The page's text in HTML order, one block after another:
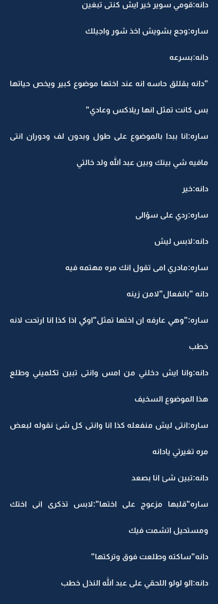
دانه:قومي سوير خير ايش كنتى تبغين
ساره:وجع بشويش اخذ شور واجيلك
دانه:بسرعه
"دانه بقللق حاسه انه عند اختها موضوع كبير ويخص حياتها
بس كانت تمثل انها ريلاكس وعادي"
ساره:انا ببدا بالموضوع على طول وبدون لف ودوران انتى
مافيه شي بينك وبين عبد الله ولد خالتي
دانه:خير
ساره:ردي على سؤالى
دانه:لابس ليش
ساره:مادري امى تقول انك مره مهتمه فيه
دانه "بانفعال"لامن زينه
ساره:"وهي عارفه ان اختها تمثل"اوكي اذا كذا انا ارتحت لانه
خطب
دانه:وانا ايش دخلني من امس وانتى تبين تكلميني وطلع
هذا الموضوع السخيف
ساره:انتى ليش منفعله كذا انا وانتى كل شئ نقوله لبعض
مره تغيرتي يادانه
دانه:تبين شئ انا بصعد
ساره"قلبها مزعوج على اختها":لابس تذكرى انى اختك
ومستحيل اتشمت فيك
دانه"ساكته وطلعت فوق وتركتها"
دانه:الو لولو اللحقي على عبد الله النذل خطب